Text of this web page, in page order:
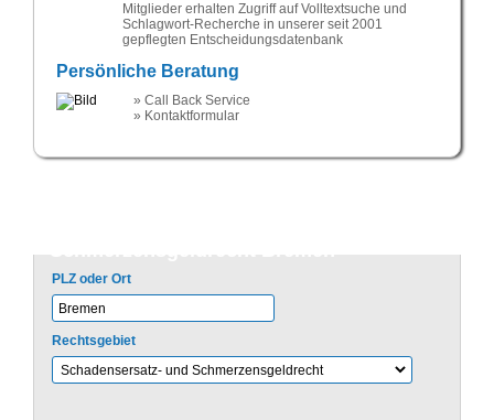
Mitglieder erhalten Zugriff auf Volltextsuche und
Schlagwort-Recherche in unserer seit 2001
gepflegten Entscheidungsdatenbank
Persönliche Beratung
» Call Back Service
» Kontaktformular
PLZ oder Ort
Rechtsgebiet